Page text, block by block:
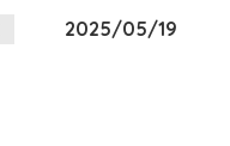
2025/05/19